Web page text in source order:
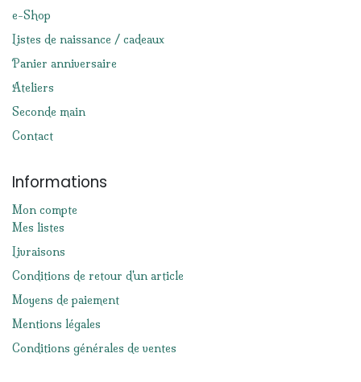
e-Shop
Listes de naissance / cadeaux
Panier anniversaire
Ateliers
Seconde main
Contact
Informations
Mon compte
Mes listes
Livraisons
Conditions de retour d'un article
Moyens de paiement
Mentions légales
Conditions générales de ventes